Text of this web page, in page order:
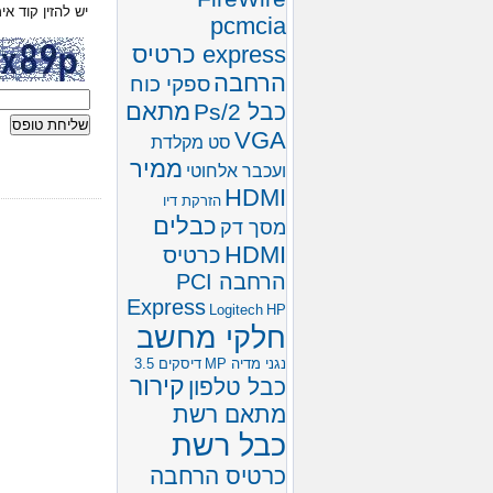
יש להזין קוד
pcmcia
express כרטיס
הרחבהספקי כוח
כבל Ps/2
מתאם
VGA סט מקלדת
ועכבר אלחוטי ממיר
HDMI הזרקת דיו
מסך דק כבלים
HDMI כרטיס
הרחבה PCI
Express Logitech HP
חלקי מחשב
נגני מדיה MP דיסקים 3.5
כבל טלפון קירור
מתאם רשת
כבל רשת
כרטיס הרחבה